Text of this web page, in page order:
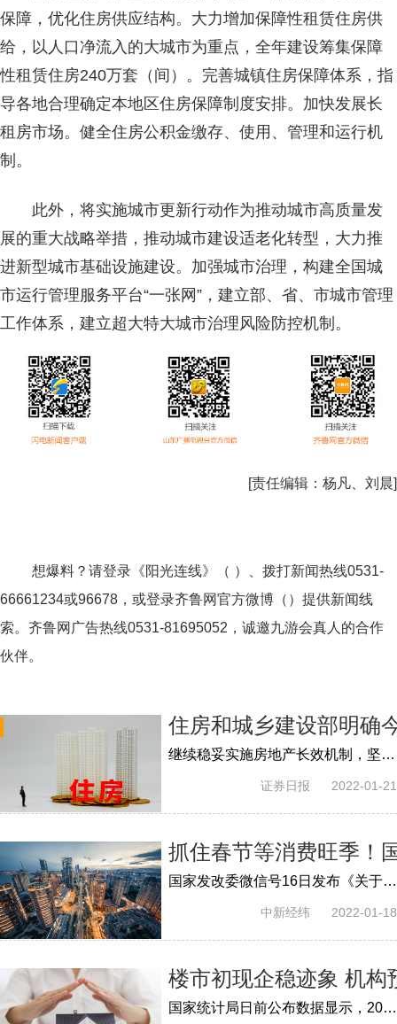
保障，优化住房供应结构。大力增加保障性租赁住房供
给，以人口净流入的大城市为重点，全年建设筹集保障
性租赁住房240万套（间）。完善城镇住房保障体系，指
导各地合理确定本地区住房保障制度安排。加快发展长
租房市场。健全住房公积金缴存、使用、管理和运行机
制。
此外，将实施城市更新行动作为推动城市高质量发
展的重大战略举措，推动城市建设适老化转型，大力推
进新型城市基础设施建设。加强城市治理，构建全国城
市运行管理服务平台“一张网”，建立部、省、市城市管理
工作体系，建立超大特大城市治理风险防控机制。
[责任编辑： 杨凡、刘晨
想爆料？请登录《阳光连线》（ ）、拨打新闻热线0531-
66661234或96678，或登录齐鲁网官方微博（）提供新闻线
索。齐鲁网广告热线0531-81695052 ，诚邀九游会真人的合作
伙伴。
住房和城乡建设部明确
继续稳妥实施房地产长效机制，坚决有力处置个别头部房地产企业房地产项目逾期交付风险
证券日报 2022-01-21
抓住春节等消费旺季！
国家发改委微信号16日发布《关于做好近期促进消费工作的通知》。其中提到，抓住春节、元宵节等传统佳节消费旺季契机；促进住房消费健康发展...
中新经纬 2022-01-18
楼市初现企稳迹象 机构
国家统计局日前公布数据显示，2021年12月份，70个大中城市商品住宅销售价格环比总体延续去年四季度以来的下降态势，同比涨幅回落。同时，当...